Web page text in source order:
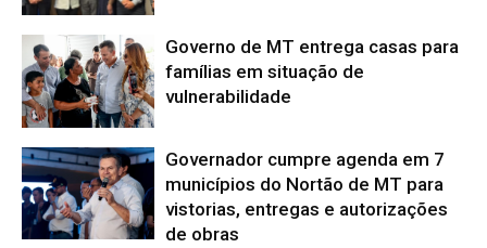
Governo de MT entrega casas para
famílias em situação de
vulnerabilidade
Governador cumpre agenda em 7
municípios do Nortão de MT para
vistorias, entregas e autorizações
de obras